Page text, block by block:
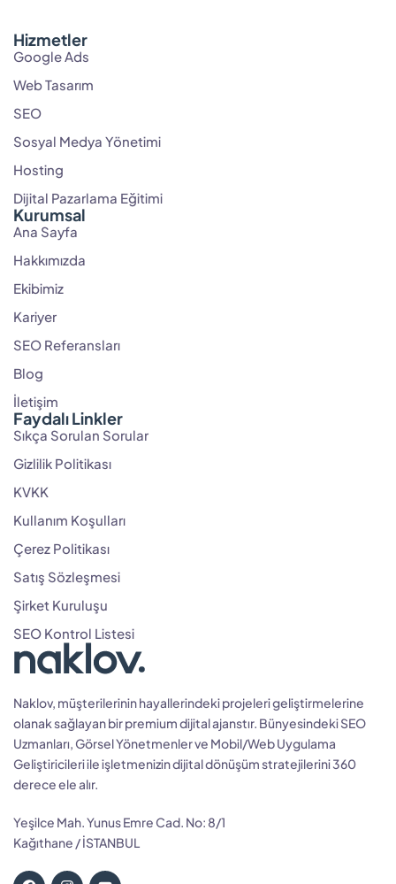
Hizmetler
Google Ads
Web Tasarım
SEO
Sosyal Medya Yönetimi
Hosting
Dijital Pazarlama Eğitimi
Kurumsal
Ana Sayfa
Hakkımızda
Ekibimiz
Kariyer
SEO Referansları
Blog
İletişim
Faydalı Linkler
Sıkça Sorulan Sorular
Gizlilik Politikası
KVKK
Kullanım Koşulları
Çerez Politikası
Satış Sözleşmesi
Şirket Kuruluşu
SEO Kontrol Listesi
Naklov, müşterilerinin hayallerindeki projeleri geliştirmelerine
olanak sağlayan bir premium dijital ajanstır. Bünyesindeki SEO
Uzmanları, Görsel Yönetmenler ve Mobil/Web Uygulama
Geliştiricileri ile işletmenizin dijital dönüşüm stratejilerini 360
derece ele alır.
Yeşilce Mah. Yunus Emre Cad. No: 8/1
Kağıthane / İSTANBUL